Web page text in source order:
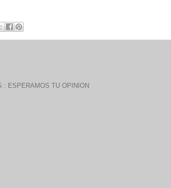
: ESPERAMOS TU OPINION